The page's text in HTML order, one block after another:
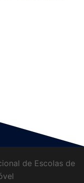
de Escolas de